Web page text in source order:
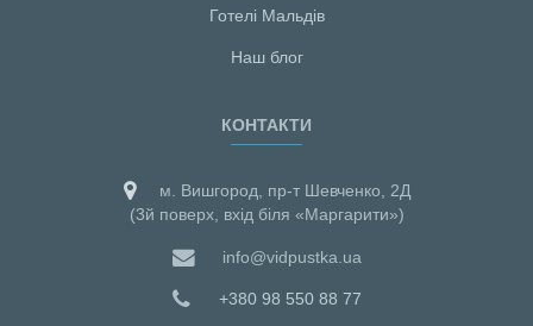
Готелі Мальдiв
Наш блог
КОНТАКТИ
м. Вишгород, пр-т Шевченко, 2Д
(3й поверх, вхід біля «Маргарити»)
info@vidpustka.ua
+380 98 550 88 77